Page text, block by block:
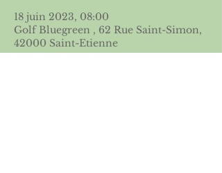
18 juin 2023, 08:00
Golf Bluegreen , 62 Rue Saint-Simon,
42000 Saint-Etienne